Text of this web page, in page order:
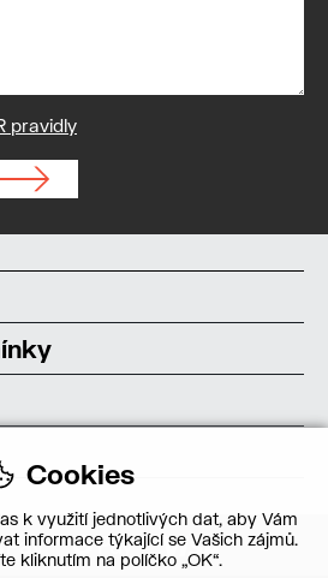
pravidly
Cookies
k využití jednotlivých dat, aby Vám
informace týkající se Vašich zájmů.
kliknutím na políčko „OK“.